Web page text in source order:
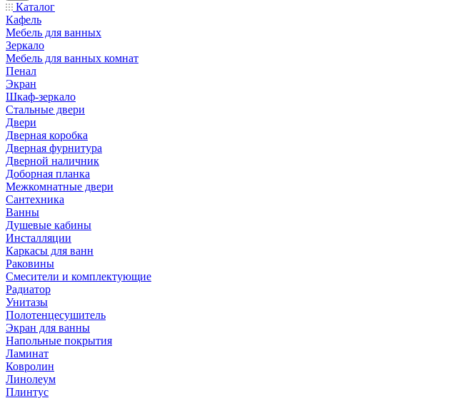
Каталог
Кафель
Мебель для ванных
Зеркало
Мебель для ванных комнат
Пенал
Экран
Шкаф-зеркало
Стальные двери
Двери
Дверная коробка
Дверная фурнитура
Дверной наличник
Доборная планка
Межкомнатные двери
Сантехника
Ванны
Душевые кабины
Инсталляции
Каркасы для ванн
Раковины
Смесители и комплектующие
Радиатор
Унитазы
Полотенцесушитель
Экран для ванны
Напольные покрытия
Ламинат
Ковролин
Линолеум
Плинтус